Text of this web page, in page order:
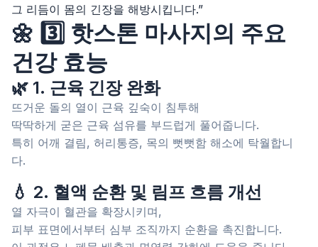
그 리듬이 몸의 긴장을 해방시킵니다.”
🌼 3️⃣ 핫스톤 마사지의 주요
건강 효능
🌿 1. 근육 긴장 완화
뜨거운 돌의 열이 근육 깊숙이 침투해
딱딱하게 굳은 근육 섬유를 부드럽게 풀어줍니다.
특히 어깨 결림, 허리통증, 목의 뻣뻣함 해소에 탁월합니
다.
💧 2. 혈액 순환 및 림프 흐름 개선
열 자극이 혈관을 확장시키며,
피부 표면에서부터 심부 조직까지 순환을 촉진합니다.